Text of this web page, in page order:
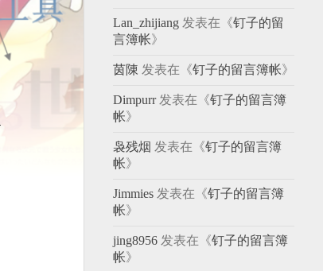
Lan_zhijiang 发表在《钉子的留
言簿帐》
茵陳 发表在《钉子的留言簿帐》
Dimpurr发表在《钉子的留言簿
帐》
袅残烟 发表在《钉子的留言簿
帐》
Jimmies 发表在《钉子的留言簿
帐》
jing8956 发表在《钉子的留言簿
帐》